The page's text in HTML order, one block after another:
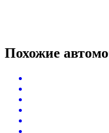
Похожие